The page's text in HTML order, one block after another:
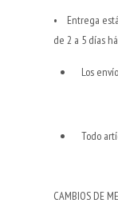
• Entrega
de 2 a 5 días
Los
Todo
CAMBIOS DE